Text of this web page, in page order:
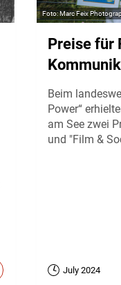
Marc Feix
Preise für
Beim
Power“
am See zwei
und "Film &
July 2024